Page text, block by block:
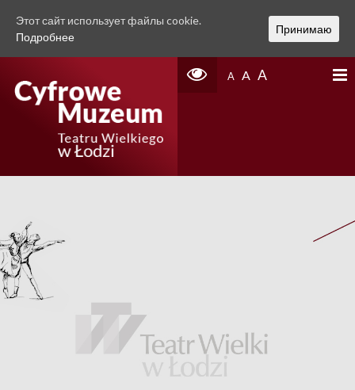
A A A
Этот сайт использует файлы cookie.
Подробнее
Принимаю